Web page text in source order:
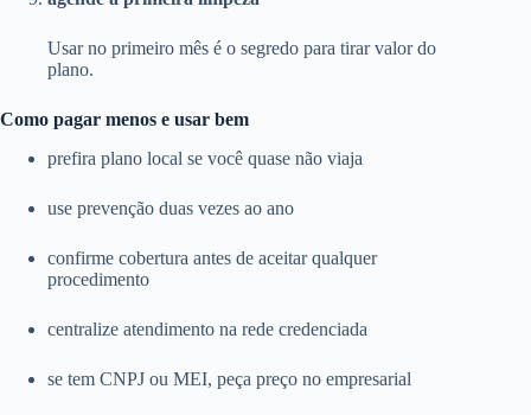
Usar no primeiro mês é o segredo para tirar valor do
plano.
Como pagar menos e usar bem
prefira plano local se você quase não viaja
use prevenção duas vezes ao ano
confirme cobertura antes de aceitar qualquer
procedimento
centralize atendimento na rede credenciada
se tem CNPJ ou MEI, peça preço no empresarial